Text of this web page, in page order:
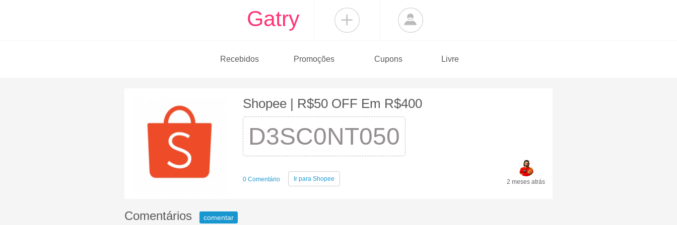
Gatry
Recebidos Promoções Cupons Livre
Shopee | R$50 OFF Em R$400
D3SC0NT050
0 Comentário Ir para Shopee 2 meses atrás
Comentários comentar